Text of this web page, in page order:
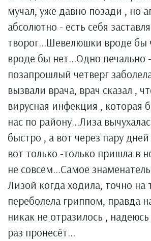
мучал, уже давно позади , но
абсолютно - есть себя
творог...Шевелюшки вроде бы
вроде бы нет...Одно печально
позапрошлый четверг
вызвали врача, врач сказал ,
вирусная инфекция , которая
нас по району...Лиза
быстро , а вот через пару
вот только -только пришла в
не совсем...Самое
Лизой когда ходила, точно на
переболела гриппом, правда
никак не отразилось ,
раз пронесёт...